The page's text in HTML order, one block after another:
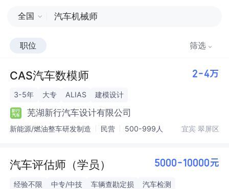
全国
职位 筛选
CAS汽车数模师 2-4万
3-5年 大专 ALIAS 建模设计
芜湖新行汽车设计有限公司
新能源/燃油整车研发制造 民营 500-999人 宜宾 翠屏区
汽车评估师（学员） 5000-10000元
经验不限 中专/中技 车辆查勘定损 汽车检测